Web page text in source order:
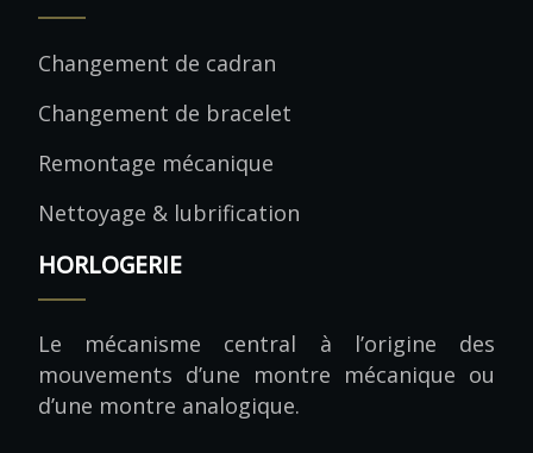
Changement de cadran
Changement de bracelet
Remontage mécanique
Nettoyage & lubrification
HORLOGERIE
Le mécanisme central à l’origine des
mouvements d’une montre mécanique ou
d’une montre analogique.